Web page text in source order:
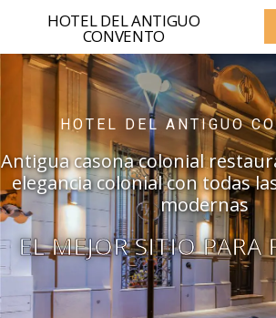
HOTEL DEL ANTIGUO
Antigua casona colonial
elegancia colonial con todas
modernas
EL MEJOR SITIO PARA
HOTEL DEL ANTIGUO
CONVENTO
INICIO
HABITACIONES
SPA
PREMIOS
PASTELERÍA